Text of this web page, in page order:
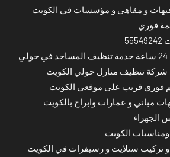
و مقاهي و مؤسسات في الكويت
فوري
تنظيف منازل حولي الكويت
فوري قريب على موقعي الكويت
مباني و عمارات وابراج بالكويت
الجهراء
ومناسبات الكويت